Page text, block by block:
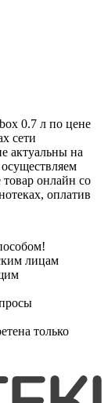
0.7 л по цене
сети
актуальны на
онлайн со
оплатив
лицам
только